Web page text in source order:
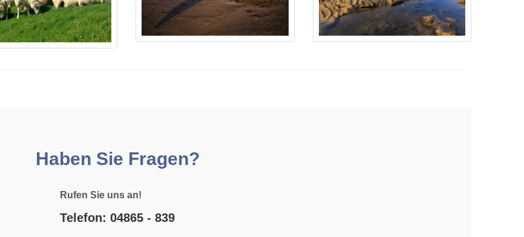
Haben Sie Fragen?
Rufen Sie uns an!
Telefon: 04865 - 839